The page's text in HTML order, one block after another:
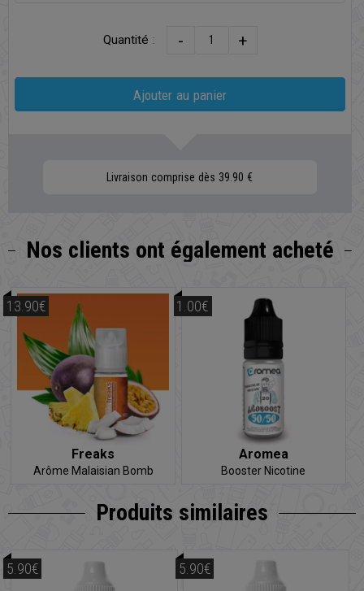
Quantité : - +
Ajouter au panier
Livraison comprise dès 39.90 €
Nos clients ont également acheté
Freaks
Arôme Malaisian Bomb
13.90€
Aromea
Booster Nicotine
1.00€
Produits similaires
5.90€ 5.90€